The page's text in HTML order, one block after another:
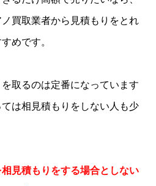
買取業者から見積もりをとれ
めです。
取るのは定番になっています
は相見積もりをしない人も少
見積もりをする場合としない